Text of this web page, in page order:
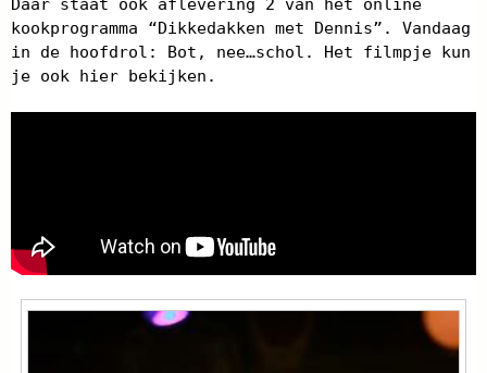
Daar staat ook aflevering 2 van het online
kookprogramma “Dikkedakken met Dennis”. Vandaag
in de hoofdrol: Bot, nee…schol. Het filmpje kun
je ook hier bekijken.